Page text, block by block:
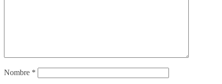
Nombre *